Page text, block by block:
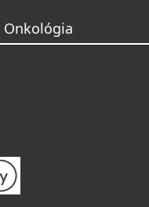
Onkológia